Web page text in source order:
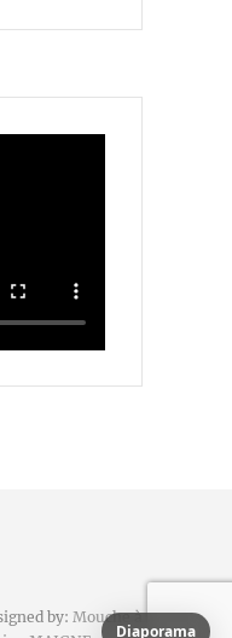
by: Mouche à
Diaporama